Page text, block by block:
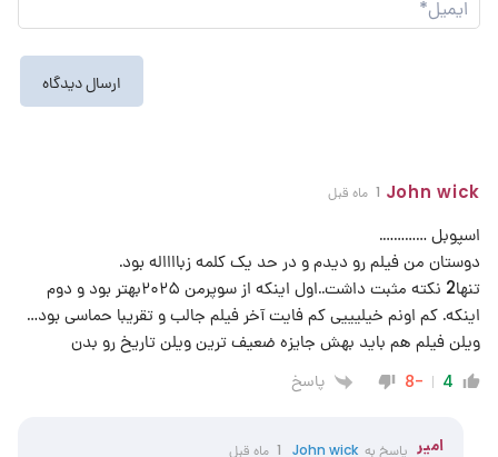
John wick 1 ماه قبل
اسپوبل ………….
دوستان من فیلم رو دیدم و در حد یک کلمه زبااااله بود.
تنها2 نکته مثبت داشت..اول اینکه از سوپرمن ۲۰۲۵بهتر بود و دوم
اینکه. کم اونم خیلیییی کم فایت آخر فیلم جالب و تقریبا حماسی بود…
ویلن فیلم هم باید بهش جایزه ضعیف ترین ویلن تاریخ رو بدن
4
-8 پاسخ
امیر پاسخ به John wick 1 ماه قبل